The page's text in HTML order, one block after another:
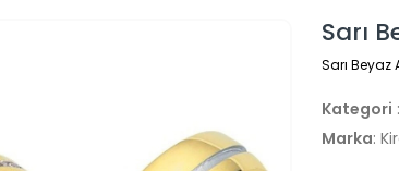
Sarı
Sarı Beyaz
Kategori :
Marka: